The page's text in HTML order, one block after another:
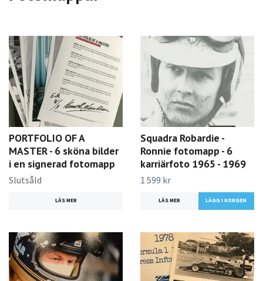
PORTFOLIO OF A
MASTER - 6 sköna bilder
i en signerad fotomapp
Slutsåld
LÄS MER
Squadra Robardie -
Ronnie fotomapp - 6
karriärfoto 1965 - 1969
1 599 kr
LÄS MER